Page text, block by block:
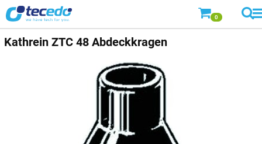
0
Kathrein ZTC 48 Abdeckkragen